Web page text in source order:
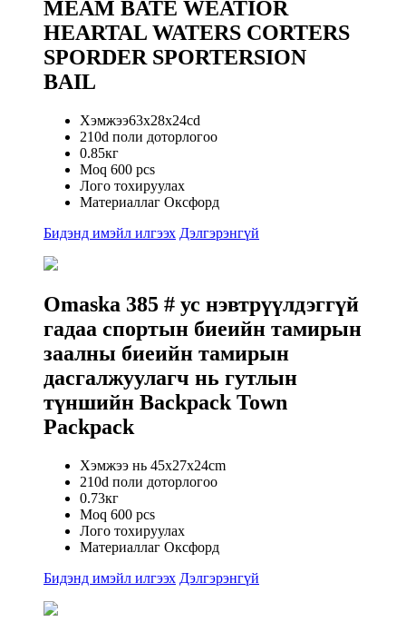
MEAM BATE WEATIOR
HEARTAL WATERS CORTERS
SPORDER SPORTERSION
BAIL
Хэмжээ63x28x24cd
210d поли доторлогоо
0.85кг
Moq 600 pcs
Лого тохируулах
Материаллаг Оксфорд
Бидэнд имэйл илгээх Дэлгэрэнгүй
Omaska ​​385 # ус нэвтрүүлдэггүй
гадаа спортын биеийн тамирын
заалны биеийн тамирын
дасгалжуулагч нь гутлын
түншийн Backpack Town
Packpack
Хэмжээ нь 45x27x24cm
210d поли доторлогоо
0.73кг
Moq 600 pcs
Лого тохируулах
Материаллаг Оксфорд
Бидэнд имэйл илгээх Дэлгэрэнгүй